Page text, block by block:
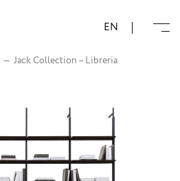
EN
— Jack Collection – Libreria